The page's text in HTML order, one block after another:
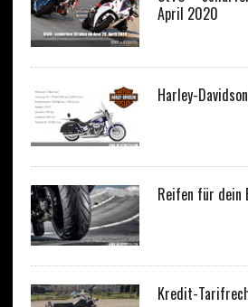
April 2020
Harley-
Reifen für dein
Kredit-